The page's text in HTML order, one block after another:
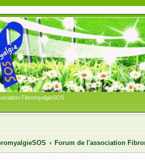
FibromyalgieSOS
Forum de l'association